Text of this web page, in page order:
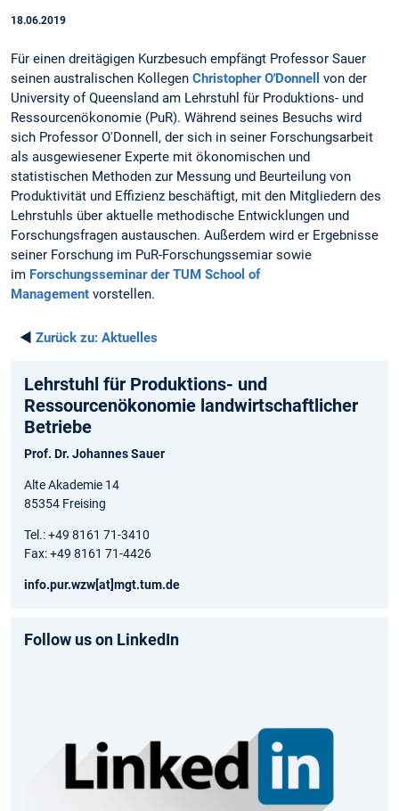
18.06.2019
Für einen dreitägigen Kurzbesuch empfängt Professor Sauer
seinen australischen Kollegen Christopher O'Donnell
von der
University of Queensland am Lehrstuhl für Produktions- und
Ressourcenökonomie (PuR). Während seines Besuchs wird
sich Professor O'Donnell, der sich in seiner Forschungsarbeit
als ausgewiesener Experte mit ökonomischen und
statistischen Methoden zur Messung und Beurteilung von
Produktivität und Effizienz beschäftigt, mit den Mitgliedern des
Lehrstuhls über aktuelle methodische Entwicklungen und
Forschungsfragen austauschen. Außerdem wird er Ergebnisse
seiner Forschung im PuR-Forschungssemiar sowie
im Forschungsseminar der TUM School of
Management vorstellen.
◄ Zurück zu: Aktuelles
Lehrstuhl für Produktions- und
Ressourcenökonomie landwirtschaftlicher
Betriebe
Prof. Dr. Johannes Sauer
Alte Akademie 14
85354 Freising
Tel.: +49 8161 71-3410
Fax: +49 8161 71-4426
info.pur.wzw[at]mgt.tum.de
Follow us on LinkedIn